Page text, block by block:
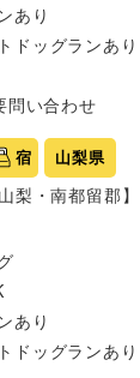
あり
ドッグランあり
問い合わせ
宿 山梨県
山梨・南都留郡
あり
ドッグランあり